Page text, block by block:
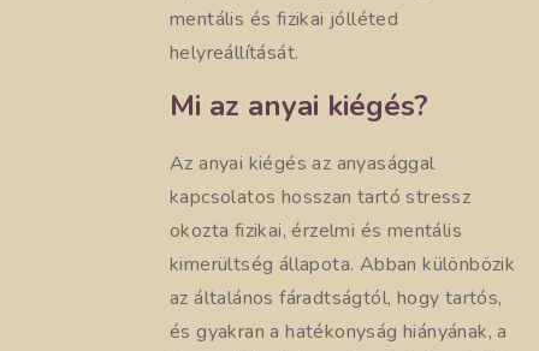
mentális és fizikai jólléted
helyreállítását.
Mi az anyai kiégés?
Az anyai kiégés az anyasággal
kapcsolatos hosszan tartó stressz
okozta fizikai, érzelmi és mentális
kimerültség állapota. Abban különbözik
az általános fáradtságtól, hogy tartós,
és gyakran a hatékonyság hiányának, a